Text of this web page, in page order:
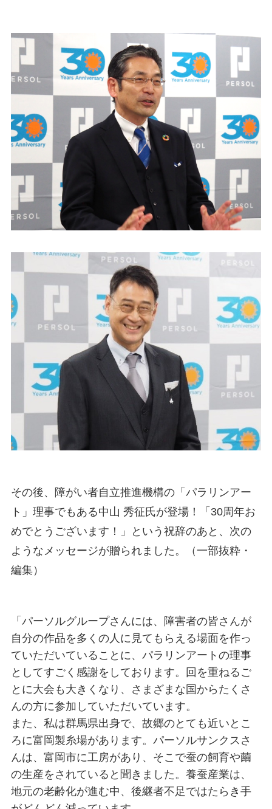
その後、障がい者自立推進機構の「パラリンアー
ト」理事でもある中山 秀征氏が登場！「30周年お
めでとうございます！」という祝辞のあと、次の
ようなメッセージが贈られました。（一部抜粋・
編集）
「パーソルグループさんには、障害者の皆さんが
自分の作品を多くの人に見てもらえる場面を作っ
ていただいていることに、パラリンアートの理事
としてすごく感謝をしております。回を重ねるご
とに大会も大きくなり、さまざまな国からたくさ
んの方に参加していただいています。
また、私は群馬県出身で、故郷のとても近いとこ
ろに富岡製糸場があります。パーソルサンクスさ
んは、富岡市に工房があり、そこで蚕の飼育や繭
の生産をされていると聞きました。養蚕産業は、
地元の老齢化が進む中、後継者不足ではたらき手